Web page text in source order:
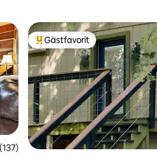
5 i genomsnittligt betyg, 137
Populär gästfavorit
Gästfavorit